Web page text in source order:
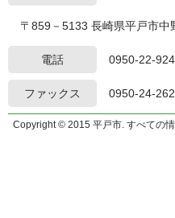
〒859－5133 長崎県平戸市中
電話 0950-22-
ファックス 0950-24-
Copyright © 2015 平戸市. すべての